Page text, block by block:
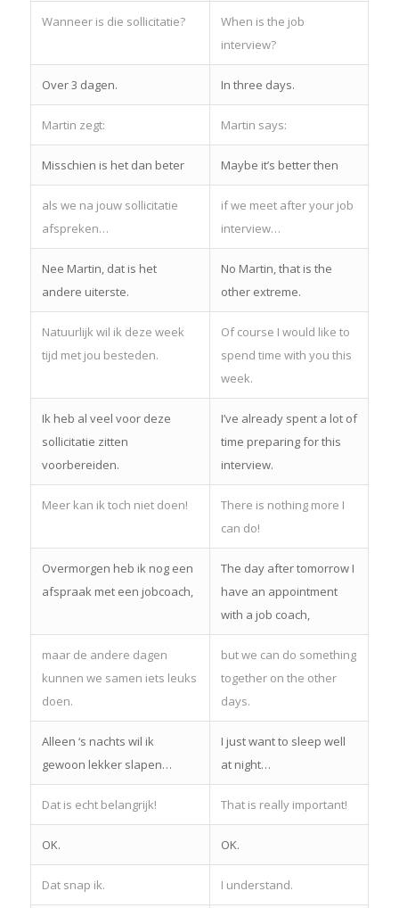
Wanneer is die sollicitatie?
When is the job
interview?
Over 3 dagen. In three days.
Martin zegt: Martin says:
Misschien is het dan beter Maybe it’s better then
als we na jouw sollicitatie
afspreken…
if we meet after your job
interview…
Nee Martin, dat is het
andere uiterste.
No Martin, that is the
other extreme.
Natuurlijk wil ik deze week
tijd met jou besteden.
Of course I would like to
spend time with you this
week.
Ik heb al veel voor deze
sollicitatie zitten
voorbereiden.
I’ve already spent a lot of
time preparing for this
interview.
Meer kan ik toch niet doen!
There is nothing more I
can do!
Overmorgen heb ik nog een
afspraak met een jobcoach,
The day after tomorrow I
have an appointment
with a job coach,
maar de andere dagen
kunnen we samen iets leuks
doen.
but we can do something
together on the other
days.
Alleen ‘s nachts wil ik
gewoon lekker slapen…
I just want to sleep well
at night…
Dat is echt belangrijk! That is really important!
OK. OK.
Dat snap ik. I understand.